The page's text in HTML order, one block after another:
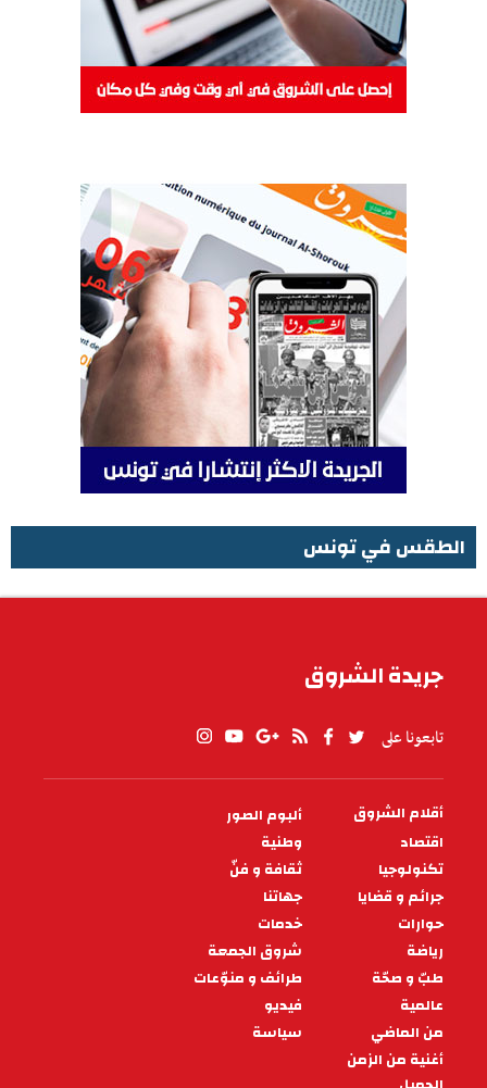
الطقس في تونس
جريدة الشروق
تابعونا على
PIED
DE
PAGE
أقلام الشروق
ألبوم الصور
اقتصاد
وطنية
تكنولوجيا
ثقافة و فنّ
جرائم و قضايا
جهاتنا
حوارات
خدمات
رياضة
شروق الجمعة
طبّ و صحّة
طرائف و منوّعات
عالمية
فيديو
من الماضي
سياسة
أغنية من الزمن